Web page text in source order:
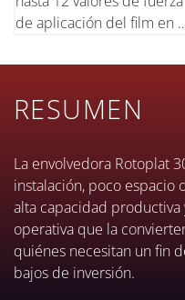
de aplicación del film en
célula de carga. Altura de
"; opcional 750 mm / 30"
RESUMEN
La envolvedora Rotoplat
instalación, poco espacio
alta capacidad
operativa que la
quiénes necesitan un fin
bajos de inversión.